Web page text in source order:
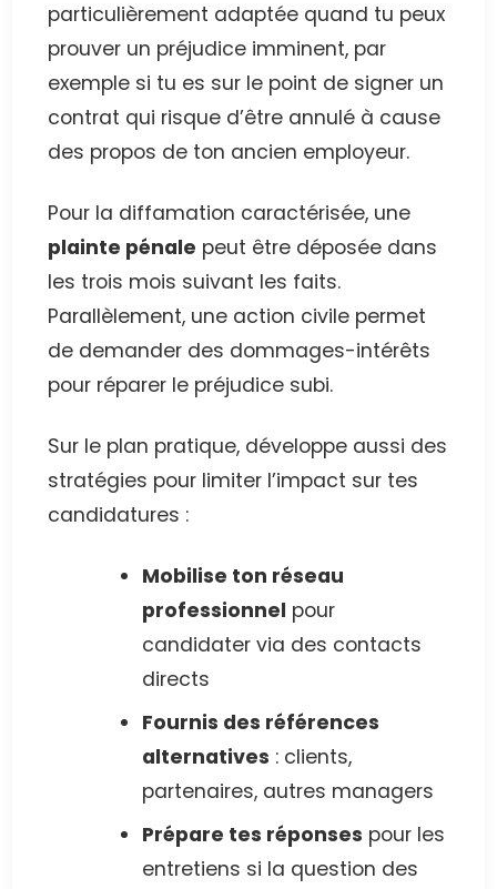
particulièrement adaptée quand tu peux
prouver un préjudice imminent, par
exemple si tu es sur le point de signer un
contrat qui risque d’être annulé à cause
des propos de ton ancien employeur.
Pour la diffamation caractérisée, une
plainte pénale peut être déposée dans
les trois mois suivant les faits.
Parallèlement, une action civile permet
de demander des dommages-intérêts
pour réparer le préjudice subi.
Sur le plan pratique, développe aussi des
stratégies pour limiter l’impact sur tes
candidatures :
Mobilise ton réseau
professionnel pour
candidater via des contacts
directs
Fournis des références
alternatives : clients,
partenaires, autres managers
Prépare tes réponses pour les
entretiens si la question des